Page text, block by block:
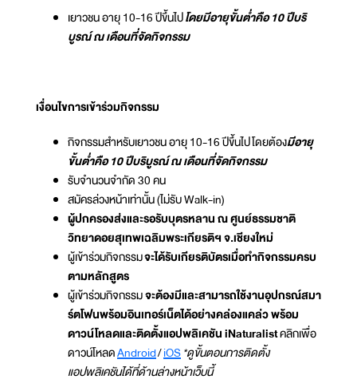
เยาวชน อายุ 10-16 ปีขึ้นไปโดยมีอายุขั้นต่ำคือ 10 ปีบริ
บูรณ์ ณ เดือนที่จัดกิจกรรม
เงื่อนไขการเข้าร่วมกิจกรรม
กิจกรรมสำหรับเยาวชน อายุ 10-16 ปีขึ้นไป โดยต้องมีอายุ
ขั้นต่ำคือ 10 ปีบริบูรณ์ ณ เดือนที่จัดกิจกรรม
รับจำนวนจำกัด 30 คน
สมัครล่วงหน้าเท่านั้น (ไม่รับ Walk-in)
ผู้ปกครองส่งและรอรับบุตรหลาน ณ ศูนย์ธรรมชาติ
วิทยาดอยสุเทพเฉลิมพระเกียรติฯ จ.เชียงใหม่
ผู้เข้าร่วมกิจกรรมจะได้รับเกียรติบัตรเมื่อทำกิจกรรมครบ
ตามหลักสูตร
ผู้เข้าร่วมกิจกรรมจะต้องมีและสามารถใช้งานอุปกรณ์สมา
ร์ตโฟนพร้อมอินเทอร์เน็ตได้อย่างคล่องแคล่ว พร้อม
ดาวน์โหลดและติดตั้งแอปพลิเคชัน iNaturalistคลิกเพื่อ
ดาวน์โหลดAndroid/‎iOS*ดูขั้นตอนการติดตั้ง
แอปพลิเคชันได้ที่ด้านล่างหน้าเว็บนี้